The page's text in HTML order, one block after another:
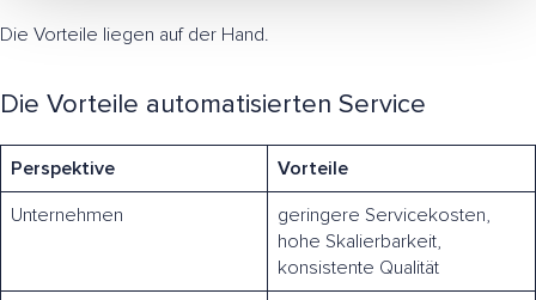
Die Vorteile liegen auf der Hand.
Die Vorteile automatisierten Service
Perspektive
Vorteile
Unternehmen
geringere Servicekosten,
hohe Skalierbarkeit,
konsistente Qualität